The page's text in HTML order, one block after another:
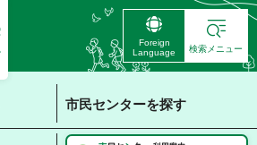
Foreign
Language
検索メニュー
市民センターを探す